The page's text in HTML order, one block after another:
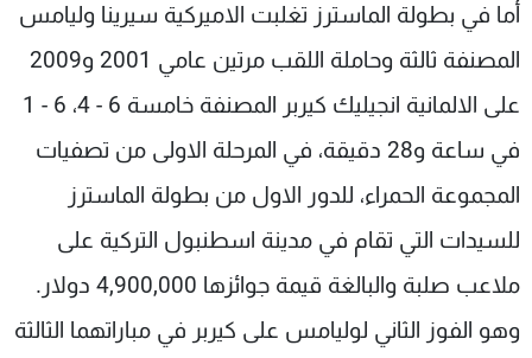
أما في بطولة الماسترز تغلبت الاميركية سيرينا وليامس
المصنفة ثالثة وحاملة اللقب مرتين عامي 2001 و2009
على الالمانية انجيليك كيربر المصنفة خامسة 6 - 4، 6 - 1
في ساعة و28 دقيقة، في المرحلة الاولى من تصفيات
المجموعة الحمراء، للدور الاول من بطولة الماسترز
للسيدات التي تقام في مدينة اسطنبول التركية على
ملاعب صلبة والبالغة قيمة جوائزها 4,900,000 دولار.
وهو الفوز الثاني لوليامس على كيربر في مباراتهما الثالثة